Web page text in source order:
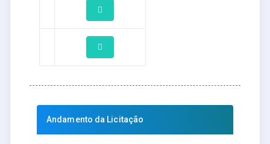
Andamento da Licitação